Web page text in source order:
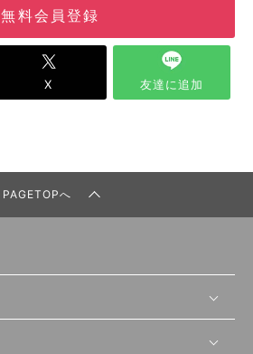
無料会員登録
X 友達に追加
PAGETOPへ